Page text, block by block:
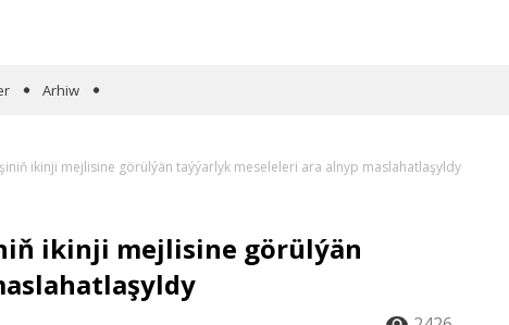
Arhiw
ikinji mejlisine görülýän taýýarlyk meseleleri ara alnyp maslahatlaşyldy
ikinji mejlisine görülýän